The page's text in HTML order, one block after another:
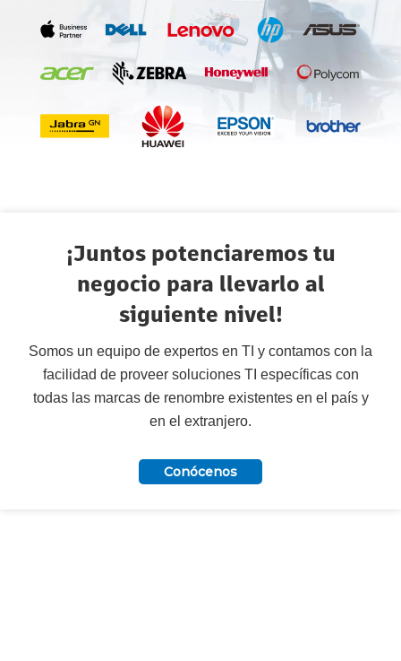
¡Juntos potenciaremos tu
negocio para llevarlo al
siguiente nivel!
Somos un equipo de expertos en TI y contamos con la
facilidad de proveer soluciones TI específicas con
todas las marcas de renombre existentes en el país y
en el extranjero.
Conócenos